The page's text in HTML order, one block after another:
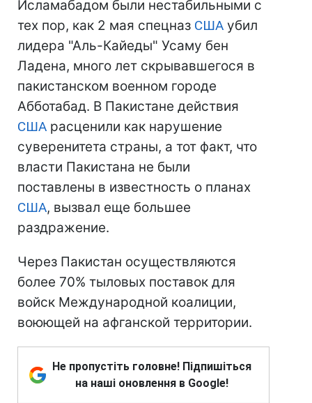
Исламабадом были нестабильными с
тех пор, как 2 мая спецназ США убил
лидера "Аль-Кайеды" Усаму бен
Ладена, много лет скрывавшегося в
пакистанском военном городе
Абботабад. В Пакистане действия
США расценили как нарушение
суверенитета страны, а тот факт, что
власти Пакистана не были
поставлены в известность о планах
США, вызвал еще большее
раздражение.
Через Пакистан осуществляются
более 70% тыловых поставок для
войск Международной коалиции,
воюющей на афганской территории.
Не пропустіть головне! Підпишіться
на наші оновлення в Google!